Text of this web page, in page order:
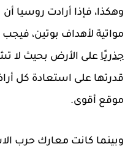
وهكذا، فإذا أرادت روسيا
مواتية لأهداف بوتين،
جذريًا على الأرض بحيث لا
قدرتها على استعادة كل
موقع أقوى.
وبينما كانت معارك حرب